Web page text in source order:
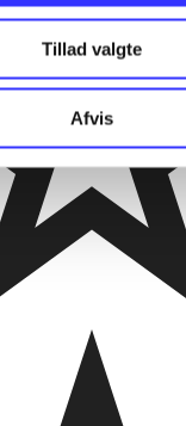
Tillad valgte
Afvis